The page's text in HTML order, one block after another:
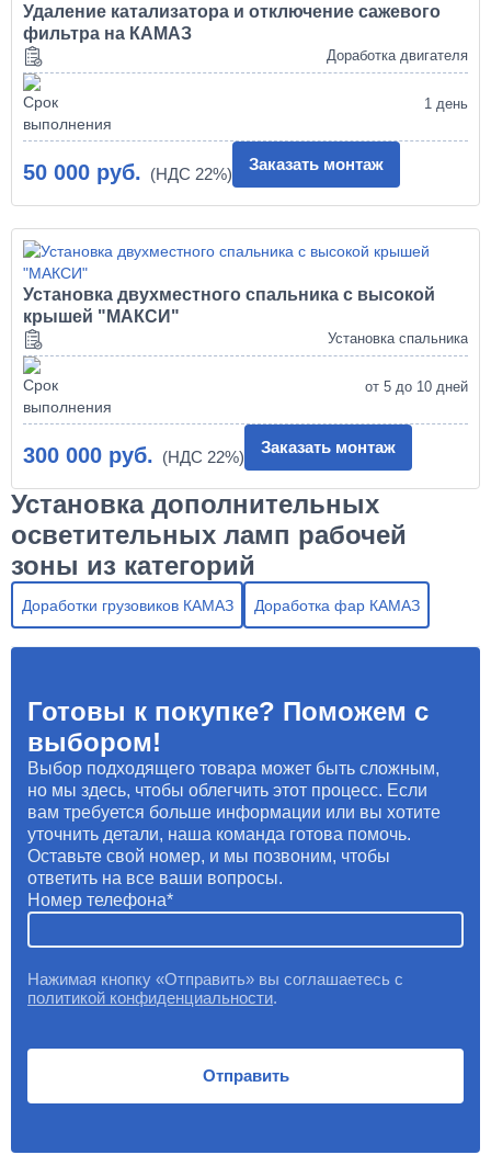
Удаление катализатора и отключение сажевого
фильтра на КАМАЗ
Доработка двигателя
1 день
50 000 руб. Заказать монтаж
Установка двухместного спальника с высокой
крышей "МАКСИ"
Установка спальника
от 5 до 10 дней
300 000 руб. Заказать монтаж
Установка дополнительных
осветительных ламп рабочей
зоны из категорий
Доработки грузовиков КАМАЗ Доработка фар КАМАЗ
Готовы к покупке? Поможем с
выбором!
Выбор подходящего товара может быть сложным,
но мы здесь, чтобы облегчить этот процесс. Если
вам требуется больше информации или вы хотите
уточнить детали, наша команда готова помочь.
Оставьте свой номер, и мы позвоним, чтобы
ответить на все ваши вопросы.
Номер телефона
Нажимая кнопку «Отправить» вы соглашаетесь с
политикой конфиденциальности.
Отправить